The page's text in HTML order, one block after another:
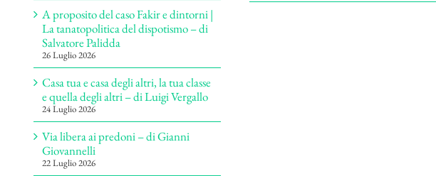
A proposito del caso Fakir e dintorni |
La tanatopolitica del dispotismo – di
Salvatore Palidda
26 Luglio 2026
Casa tua e casa degli altri, la tua classe
e quella degli altri – di Luigi Vergallo
24 Luglio 2026
Via libera ai predoni – di Gianni
Giovannelli
22 Luglio 2026